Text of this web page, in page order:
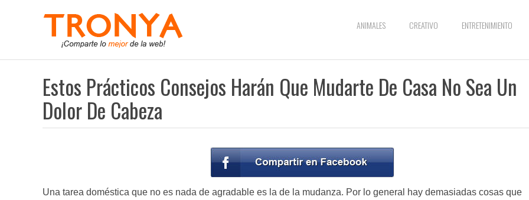
ANIMALES CREATIVO ENTRETENIMIENTO
Estos Prácticos Consejos Harán Que Mudarte De Casa No Sea Un
Dolor De Cabeza
Una tarea doméstica que no es nada de agradable es la de la mudanza. Por lo general hay demasiadas cosas que